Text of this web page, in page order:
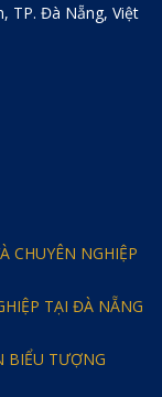
TP. Đà Nẵng, Việt
CHUYÊN NGHIỆP
TẠI ĐÀ NẴNG
BIỂU TƯỢNG